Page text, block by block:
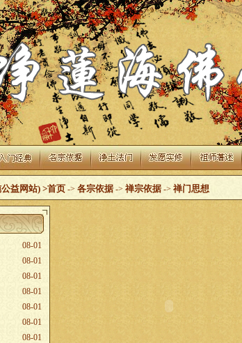
益网站) >首页 -> 各宗依据-> 禅宗依据-> 禅门思想
08-01
08-01
08-01
08-01
08-01
08-01
08-01